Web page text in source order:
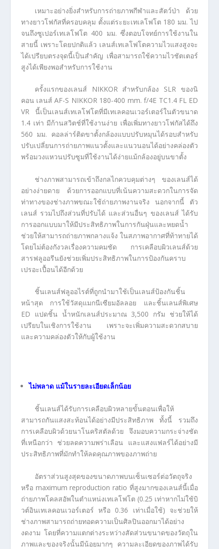
เหมาะอย่างยิ่งสำหรับการถ่ายภาพกีฬาและสัตว์ป่า ด้วย
ทางยาวโฟกัสที่ครอบคลุม ตั้งแต่ระยะเทเลโฟโต 180 มม. ไป
จนถึงซูเปอร์เทเลโฟโต 400 มม. ซึ่งตอบโจทย์การใช้งานใน
สายนี้ เพราะโดยปกติแล้ว เลนส์เทเลโฟโตความไวแสงสูงจะ
ได้เปรียบตรงจุดนี้เป็นสำคัญ เพื่อสามารถใช้ความไวชัตเตอร์
สูงได้เพียงพอสำหรับการใช้งาน
ครั้งแรกของเลนส์ NIKKOR สำหรับกล้อง SLR ของนิ
คอน เลนส์ AF-S NIKKOR 180-400 mm. f/4E TC1.4 FL ED
VR นี้เป็นเลนส์เทเลโฟโตที่มีเทเลคอนเวอร์เตอร์ในตัวขนาด
1.4 เท่า มีก้านสวิตช์ที่ใช้งานง่าย เพื่อเพิ่มทางยาวโฟกัสได้ถึง
560 มม. คอลล่าร์ติดขาตั้งกล้องแบบปรับหมุนได้รอบสำหรับ
ปรับเปลี่ยนการถ่ายภาพแนวตั้งและแนวนอนได้อย่างคล่องตัว
พร้อมวงแหวนปรับซูมที่ใช้งานได้ง่ายแม้กล้องอยู่บนขาตั้ง
ช่างภาพสามารถเข้าถึงกลไกควบคุมต่างๆ ของเลนส์ได้
อย่างง่ายดาย ด้วยการออกแบบที่เน้นความสะดวกในการจัด
ท่าทางของช่างภาพขณะใช้ถ่ายภาพงานจริง นอกจากนี้ ตัว
เลนส์ รวมไปถึงส่วนที่ปรับได้ และส่วนอื่นๆ ของเลนส์ ได้รับ
การออกแบบมาให้มีประสิทธิภาพในการกันฝุ่นและหยดน้ำ
ช่วยให้สามารถถ่ายภาพกลางแจ้ง ในสภาพอากาศที่ท้าทายได้
โดยไม่ต้องกังวลเรื่องความคมชัด การเคลือบผิวเลนส์ด้วย
สารฟลูออรีนยังช่วยเพิ่มประสิทธิภาพในการป้องกันคราบ
เปรอะเปื้อนได้อีกด้วย
ชิ้นเลนส์ฟลูออไรต์ที่ถูกนำมาใช้เป็นเลนส์ป้องกันชิ้น
หน้าสุด การใช้วัสดุแมกนีเซียมอัลลอย และชิ้นเลนส์พิเศษ
ED แปดชิ้น น้ำหนักเลนส์ประมาณ 3,500 กรัม ช่วยให้ได้
เปรียบในเชิงการใช้งาน เพราะจะเพิ่มความสะดวกสบาย
และความคล่องตัวให้กับผู้ใช้งาน
ไม่พลาด แม้ในรายละเอียดเล็กน้อย
ชิ้นเลนส์ได้รับการเคลือบผิวหลายขั้นตอนเพื่อให้
สามารถกันแสงสะท้อนได้อย่างมีประสิทธิภาพ ทั้งนี้ รวมถึง
การเคลือบผิวด้วยนาโนคริสตัลด้วย จึงมอบความกระจ่างชัด
ที่เหนือกว่า ช่วยลดความพร่าเลือน และแสงแฟลร์ได้อย่างมี
ประสิทธิภาพที่มักทำให้ลดคุณภาพของภาพถ่าย
อัตราส่วนสูงสุดของขนาดภาพบนเซ็นเซอร์ต่อวัตถุจริง
หรือ maximum reproduction ratio ที่สูงมากของเลนส์นี้เมื่อ
ถ่ายภาพโคลสอัพในตำแหน่งเทเลโฟโต (0.25 เท่าหากไม่ใช้บิ
วต์อินเทเลคอนเวอร์เตอร์ หรือ 0.36 เท่าเมื่อใช้) จะช่วยให้
ช่างภาพสามารถถ่ายทอดความเป็นศิลปินออกมาได้อย่าง
งดงาม โดยที่ความแตกต่างระหว่างสัดส่วนขนาดของวัตถุใน
ภาพและของจริงนั้นมีน้อยมากๆ ความละเอียดของภาพได้รับ